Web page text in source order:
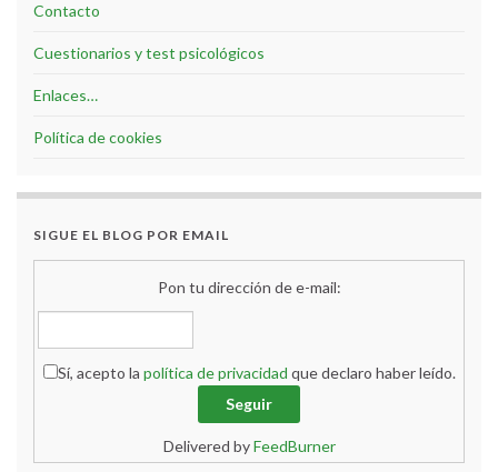
Contacto
Cuestionarios y test psicológicos
Enlaces…
Política de cookies
SIGUE EL BLOG POR EMAIL
Pon tu dirección de e-mail:
Sí, acepto la política de privacidad que declaro haber leído.
Delivered byFeedBurner